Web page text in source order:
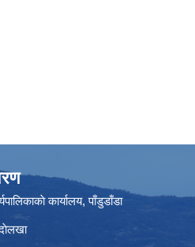
कार्यालय, पाँडुडाँडा